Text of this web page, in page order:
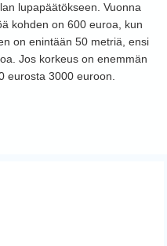
lupapäätökseen. Vuonna
kohden on 600 euroa, kun
on enintään 50 metriä, ensi
Jos korkeus on enemmän
eurosta 3000 euroon.